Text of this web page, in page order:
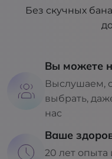
Без скучных
Вы можете
Выслушаем,
выбрать,
нас
Ваше
20 лет